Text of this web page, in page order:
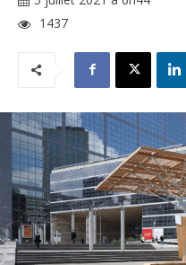
1437